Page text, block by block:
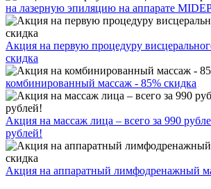
на лазерную эпиляцию на аппарате
Акция на первую процедуру
скидка
комбинированный массаж - 85% скидка
Акция на массаж лица – всего за 990
рублей!
Акция на аппаратный лимфодренажный